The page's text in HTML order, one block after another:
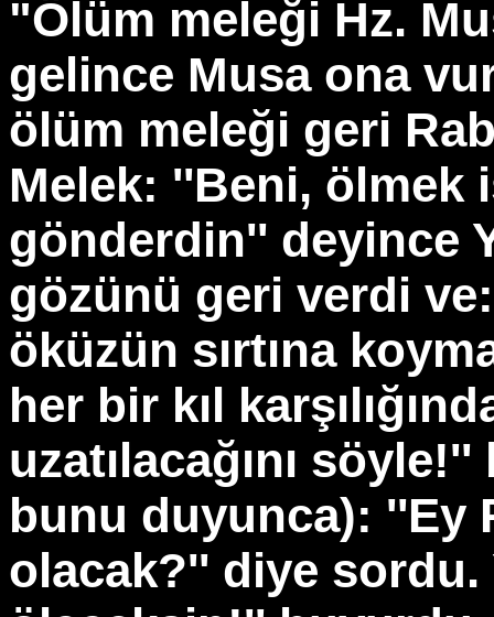
"Ölüm meleği Hz.
gelince Musa ona
ölüm meleği geri
Melek: ''Beni, ölmek
gönderdin'' deyince
gözünü geri verdi
öküzün sırtına
her bir kıl
uzatılacağını
bunu duyunca): ''Ey
olacak?'' diye